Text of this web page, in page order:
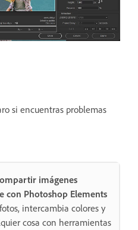
si encuentras problemas
imágenes
con Photoshop Elements
intercambia colores y
cosa con herramientas